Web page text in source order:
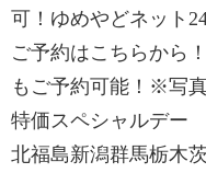
可！ゆめやどネット
ご予約はこちらから
もご予約可能！※写
特価スペシャルデ
北福島新潟群馬栃木